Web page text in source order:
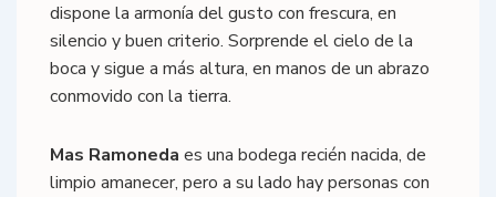
dispone la armonía del gusto con frescura, en
silencio y buen criterio. Sorprende el cielo de la
boca y sigue a más altura, en manos de un abrazo
conmovido con la tierra.
Mas Ramoneda es una bodega recién nacida, de
limpio amanecer, pero a su lado hay personas con